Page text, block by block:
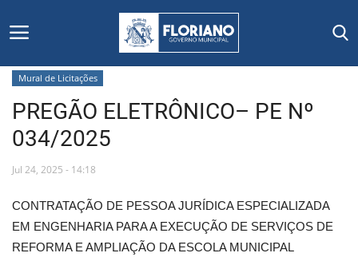
Início
Editais
Secretarias e Órgãos
Mural de Licitações
PREGÃO ELETRÔNICO– PE Nº
034/2025
Jul 24, 2025 - 14:18
CONTRATAÇÃO DE PESSOA JURÍDICA ESPECIALIZADA
EM ENGENHARIA PARA A EXECUÇÃO DE SERVIÇOS DE
REFORMA E AMPLIAÇÃO DA ESCOLA MUNICIPAL